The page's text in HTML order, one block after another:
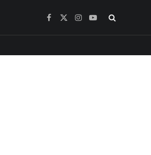
Facebook
X
Instagram
YouTube